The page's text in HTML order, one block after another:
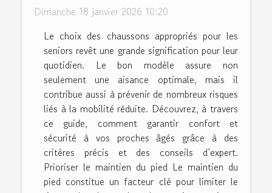
Dimanche 18 janvier 2026 10:20
Le choix des chaussons appropriés pour les
seniors revêt une grande signification pour leur
quotidien. Le bon modèle assure non
seulement une aisance optimale, mais il
contribue aussi à prévenir de nombreux risques
liés à la mobilité réduite. Découvrez, à travers
ce guide, comment garantir confort et
sécurité à vos proches âgés grâce à des
critères précis et des conseils d’expert.
Prioriser le maintien du pied Le maintien du
pied constitue un facteur clé pour limiter le